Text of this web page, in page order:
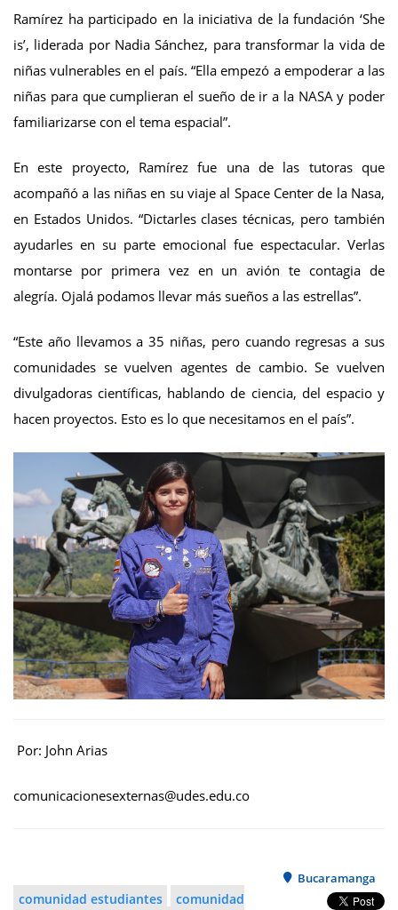
Ramírez ha participado en la iniciativa de la fundación ‘She
is’, liderada por Nadia Sánchez, para transformar la vida de
niñas vulnerables en el país. “Ella empezó a empoderar a las
niñas para que cumplieran el sueño de ir a la NASA y poder
familiarizarse con el tema espacial”.
En este proyecto, Ramírez fue una de las tutoras que
acompañó a las niñas en su viaje al Space Center de la Nasa,
en Estados Unidos. “Dictarles clases técnicas, pero también
ayudarles en su parte emocional fue espectacular. Verlas
montarse por primera vez en un avión te contagia de
alegría. Ojalá podamos llevar más sueños a las estrellas”.
“Este año llevamos a 35 niñas, pero cuando regresas a sus
comunidades se vuelven agentes de cambio. Se vuelven
divulgadoras científicas, hablando de ciencia, del espacio y
hacen proyectos. Esto es lo que necesitamos en el país”.
Por: John Arias
comunicacionesexternas@udes.edu.co
Bucaramanga
comunidad estudiantes
comunidad